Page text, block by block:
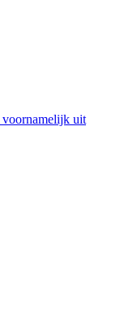
voornamelijk uit